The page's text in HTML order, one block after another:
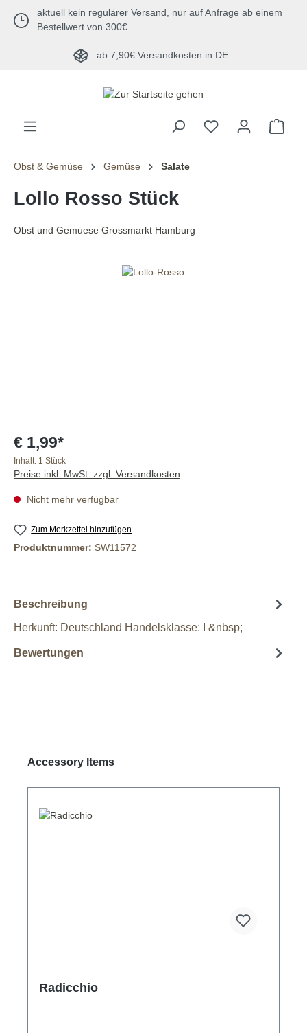
springen
aktuell kein regulärer Versand, nur auf Anfrage ab einem
Bestellwert von 300€
ab 7,90€ Versandkosten in DE
Obst & Gemüse Gemüse Salate
Lollo Rosso Stück
Obst und Gemuese Grossmarkt Hamburg
Bildergalerie überspringen
€ 1,99*
Inhalt: 1 Stück
Preise inkl. MwSt. zzgl. Versandkosten
Nicht mehr verfügbar
Zum Merkzettel hinzufügen
Produktnummer: SW11572
Beschreibung
Herkunft: Deutschland Handelsklasse: I &nbsp;
Bewertungen
Produktgalerie überspringen
Accessory Items
Radicchio